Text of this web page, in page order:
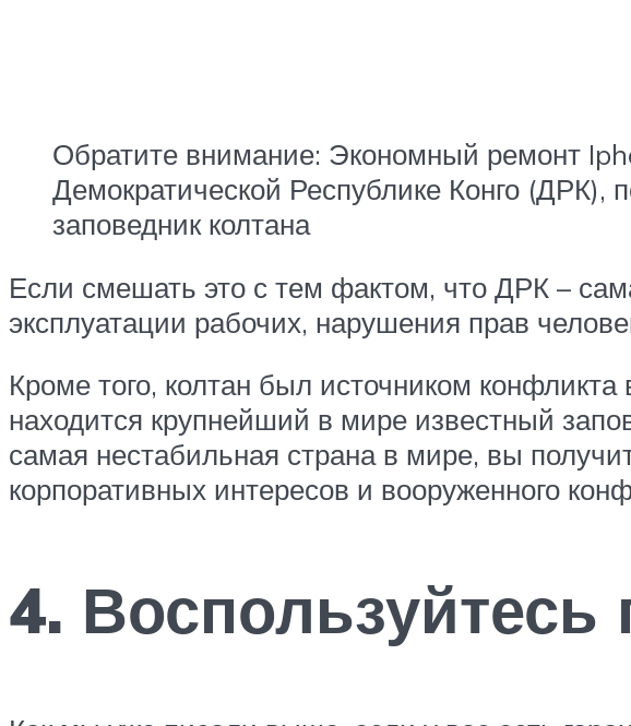
Обратите внимание: Экономный ремонт
Демократической Республике Конго (ДРК),
заповедник колтана
Если смешать это с тем фактом, что ДРК –
эксплуатации рабочих, нарушения прав
Кроме того, колтан был источником
находится крупнейший в мире известный
самая нестабильная страна в мире, вы
корпоративных интересов и вооруженного
4. Воспользуйтесь